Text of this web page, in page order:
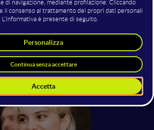
Professoressa di AI
Alma Mater Studiorum –
Università di Bologna